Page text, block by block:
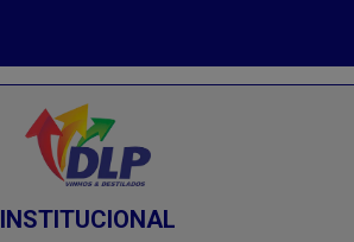
INSTITUCIONAL